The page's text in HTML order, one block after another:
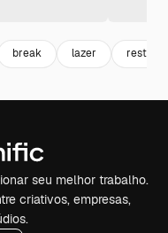
break lazer
seu melhor trabalho.
criativos, empresas,